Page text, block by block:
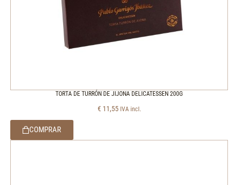
TORTA DE TURRÓN DE JIJONA DELICATESSEN 200G
€ 11,55 IVA incl.
COMPRAR